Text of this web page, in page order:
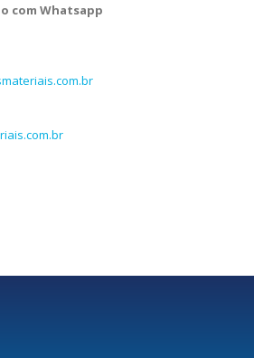
com Whatsapp